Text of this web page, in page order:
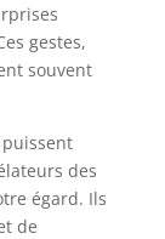
gestes,
souvent
puissent
des
égard. Ils
de